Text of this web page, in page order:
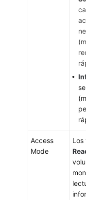
en
todas
regiones
Access
Mode
Los